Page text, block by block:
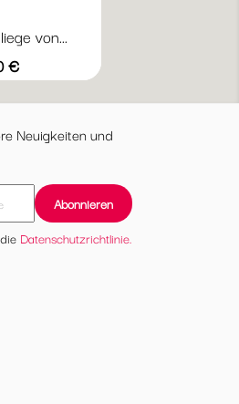
von...
€
Neuigkeiten und
Datenschutzrichtlinie.